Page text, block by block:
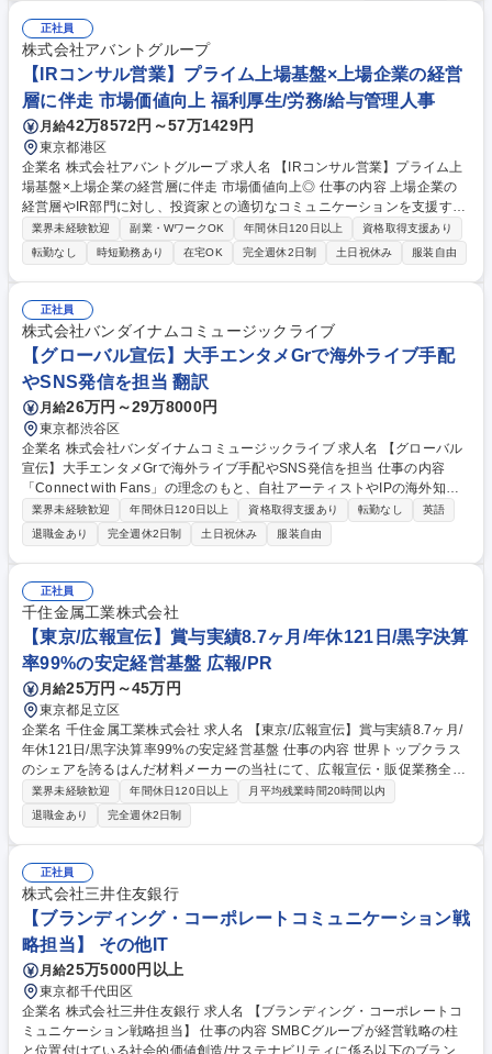
正社員
株式会社アバントグループ
【IRコンサル営業】プライム上場基盤×上場企業の経営
層に伴走 市場価値向上 福利厚生/労務/給与管理人事
月給42万8572円～57万1429円
東京都港区
企業名 株式会社アバントグループ 求人名 【IRコンサル営業】プライム上
場基盤×上場企業の経営層に伴走 市場価値向上◎ 仕事の内容 上場企業の
経営層やIR部門に対し、投資家との適切なコミュニケーションを支援する
「スポンサードリサーチサービス」の新規開拓・提案営業をお任せしま
す。事業拡大期の中核メンバーとして活躍できる環境です。 【商材】上場
企業の事業内容や成長戦略を投資家へ届けるIRソリューション 【詳細】■
上場企業の経営企画部門やIR部門に対する新規開拓営業 ■課題ヒアリン
グ、提案資料や見積書の作成 ■スポンサードリサーチサービスの提案、商
談、クロージング ■既存顧客への追加提案や契約更新対応 ■社内外の関係
者との調整や折衝、事務対応など。まずはサービスの拡販と顧客基盤の構
築に集中していただきます。 募集職種 【IRコンサル営業】プライム上場
基盤×上場企業の経営層に伴走 市場価値向上◎
業界未経験歓迎 副業・WワークOK 年間休日120日以上
資格取得支援あり
転勤なし
時短勤務あり 在宅OK 完全週休2日制 土日祝休み 服装自由
正社員
株式会社バンダイナムコミュージックライブ
【グローバル宣伝】大手エンタメGrで海外ライブ手配
やSNS発信を担当 翻訳
月給26万円～29万8000円
東京都渋谷区
企業名 株式会社バンダイナムコミュージックライブ 求人名 【グローバル
宣伝】大手エンタメGrで海外ライブ手配やSNS発信を担当 仕事の内容
「Connect with Fans」の理念のもと、自社アーティストやIPの海外知名
度を向上させ、グローバル市場での需要拡大と各国ファンとの繋がりを創
出していただくことがミッションです。 【具体的には】 ■海外ライブコー
ディネート（渡航・機材手配、ビザ取得、現地イベンター調整・対応等）
■公式SNS（X、Instagram等）を活用した多言語での情報告知・拡散 ■社
内資料・歌詞・宣伝物の翻訳およびローカライズ、海外取引先との会議や
イベント時の通訳 募集職種 【グローバル宣伝】大手エンタメGrで海外ラ
イブ手配やSNS発信を担当
業界未経験歓迎 年間休日120日以上 資格取得支援あり 転勤なし
英語
退職金あり
完全週休2日制 土日祝休み 服装自由
正社員
千住金属工業株式会社
【東京/広報宣伝】賞与実績8.7ヶ月/年休121日/黒字決算
率99%の安定経営基盤 広報/PR
月給25万円～45万円
東京都足立区
企業名 千住金属工業株式会社 求人名 【東京/広報宣伝】賞与実績8.7ヶ月/
年休121日/黒字決算率99%の安定経営基盤 仕事の内容 世界トップクラス
のシェアを誇るはんだ材料メーカーの当社にて、広報宣伝・販促業務全般
をご担当いただきます。当社の高い技術力や製品の魅力を発信し、ブラン
ド認知度の向上を牽引する重要な役割です。 【具体的には】 ■展示会関連
業務■カタログ企画・制作、外部制作会社との折衝■Webサイト企画(記事
作成、更新作業、コンテンツ企画など)■動画制作関連業務 (展示会発表用)
■販促ツール・ノベルティ企画■広告関連業務(各拠点の 広告関連のデザイ
ン制作、外部制作会社との折衝) 募集職種 【東京/広報宣伝】賞与実績8.7
ヶ月/年休121日/黒字決算率99%の安定経営基盤
業界未経験歓迎 年間休日120日以上
月平均残業時間20時間以内
退職金あり
完全週休2日制
正社員
株式会社三井住友銀行
【ブランディング・コーポレートコミュニケーション戦
略担当】 その他IT
月給25万5000円以上
東京都千代田区
企業名 株式会社三井住友銀行 求人名 【ブランディング・コーポレートコ
ミュニケーション戦略担当】 仕事の内容 SMBCグループが経営戦略の柱
と位置付けている社会的価値創造/サステナビリティに係る以下のブランデ